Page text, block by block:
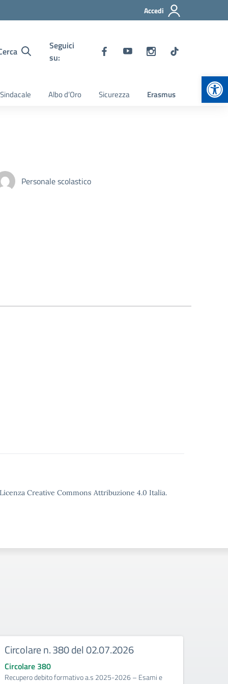
Accedi
Seguici
su:
Albo d’Oro Sicurezza Erasmus
Personale scolastico
Creative Commons Attribuzione 4.0 Italia.
Circolare n. 380 del 02.07.2026
Circolare 380
Recupero debito formativo a.s 2025-2026 – Esami e